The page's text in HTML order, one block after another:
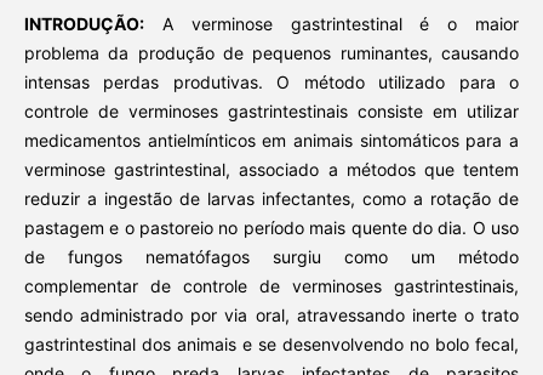
INTRODUÇÃO:A verminose gastrintestinal é o maior
problema da produção de pequenos ruminantes, causando
intensas perdas produtivas. O método utilizado para o
controle de verminoses gastrintestinais consiste em utilizar
medicamentos antielmínticos em animais sintomáticos para a
verminose gastrintestinal, associado a métodos que tentem
reduzir a ingestão de larvas infectantes, como a rotação de
pastagem e o pastoreio no período mais quente do dia. O uso
de fungos nematófagos surgiu como um método
complementar de controle de verminoses gastrintestinais,
sendo administrado por via oral, atravessando inerte o trato
gastrintestinal dos animais e se desenvolvendo no bolo fecal,